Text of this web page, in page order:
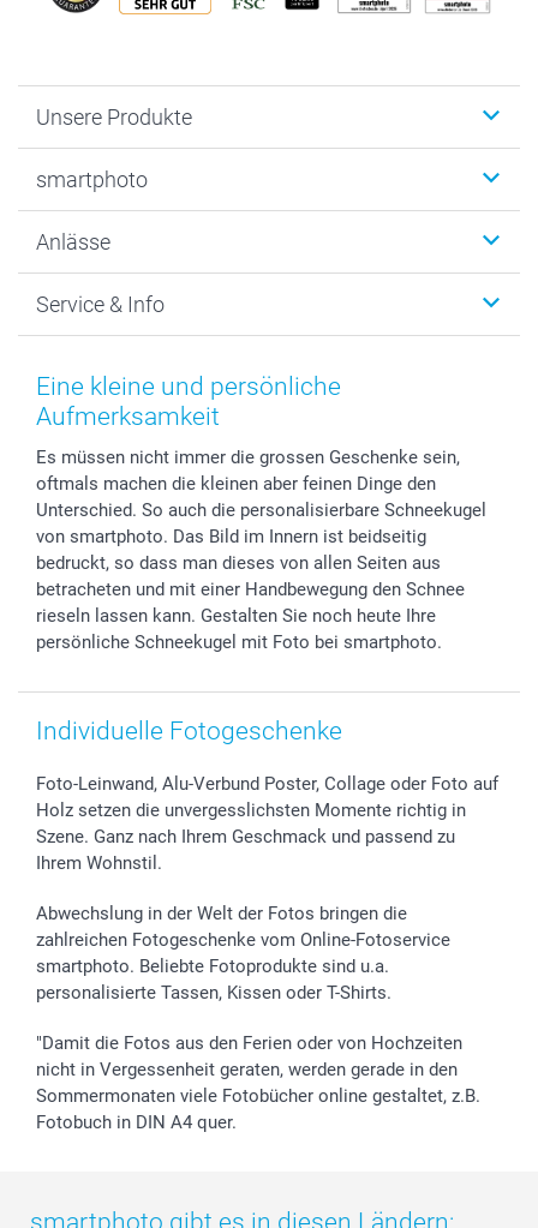
Unsere Produkte
Fotogeschenke
MyNameBook
Fotoabzüge, Fotos als Buch & Poster
Zubehör & Material
Foto-Kalender & Agenden
Geschenk-Gutscheine (PDF)
smartphoto
Warum smartphoto
Datenschutz
AGB
Impressum
Partnerprogramme
Investor Relations
B2B smartbusiness
Widerrufsrecht
Anlässe
Neujahr
Muttertag
Vatertag
Hochzeit
Geburtstag
Geburt
Zu allen Anlässen
Service & Info
Anmelden /Registrieren
Preise und Versandkosten
72h Lieferung
Zahlungsmöglichkeiten
Sitemap
Status der Bestellung
smartfriends
smartgarantie
smartbonus
Eine kleine und persönliche
Aufmerksamkeit
Es müssen nicht immer die grossen Geschenke sein,
oftmals machen die kleinen aber feinen Dinge den
Unterschied. So auch die personalisierbare Schneekugel
von smartphoto. Das Bild im Innern ist beidseitig
bedruckt, so dass man dieses von allen Seiten aus
betracheten und mit einer Handbewegung den Schnee
rieseln lassen kann. Gestalten Sie noch heute Ihre
persönliche Schneekugel mit Foto bei smartphoto.
Individuelle Fotogeschenke
Foto-Leinwand, Alu-Verbund Poster, Collage oder Foto auf
Holz setzen die unvergesslichsten Momente richtig in
Szene. Ganz nach Ihrem Geschmack und passend zu
Ihrem Wohnstil.
Abwechslung in der Welt der Fotos bringen die
zahlreichen Fotogeschenke vom Online-Fotoservice
smartphoto. Beliebte Fotoprodukte sind u.a.
personalisierte Tassen, Kissen oder T-Shirts.
"Damit die Fotos aus den Ferien oder von Hochzeiten
nicht in Vergessenheit geraten, werden gerade in den
Sommermonaten viele Fotobücher online gestaltet, z.B.
Fotobuch in DIN A4 quer.
smartphoto gibt es in diesen Ländern: